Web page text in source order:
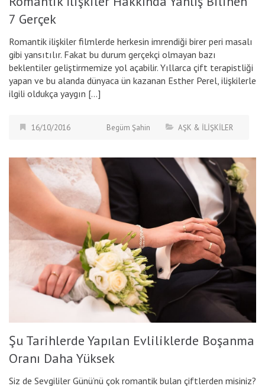
7 Gerçek
Romantik ilişkiler filmlerde herkesin imrendiği birer peri masalı
gibi yansıtılır. Fakat bu durum gerçekçi olmayan bazı
beklentiler geliştirmemize yol açabilir. Yıllarca çift terapistliği
yapan ve bu alanda dünyaca ün kazanan Esther Perel, ilişkilerle
ilgili oldukça yaygın […]
16/10/2016 Begüm Şahin AŞK & İLİŞKİLER
Şu Tarihlerde Yapılan Evliliklerde Boşanma
Oranı Daha Yüksek
Siz de Sevgililer Günü’nü çok romantik bulan çiftlerden misiniz?